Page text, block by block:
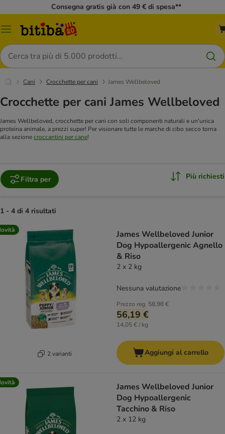
Consegna gratis già con 49 € di spesa**
Overview
Cerca
Cani Crocchette per cani James Wellbeloved
Crocchette per cani James Wellbeloved
James Wellbeloved, crocchette per cani con soli componenti naturali e un'unica
proteina animale, a prezzi super! Per visionare tutte le marche di cibo secco torna
alla sezionecroccantini per cane!
Filtra per Più richiesti
1 - 4 di 4 risultati
2 varianti
James Wellbeloved Junior
Dog Hypoallergenic Agnello
& Riso
2 x 2 kg
Prezzo reg. 58,98 €
56,19 €
14,05 € / kg
Nessuna valutazione
Aggiungi al carrello
James Wellbeloved Junior
Dog Hypoallergenic
Tacchino & Riso
2 x 12 kg